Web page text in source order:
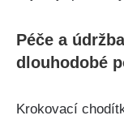
Péče a
dlouhodobé
Krokovací